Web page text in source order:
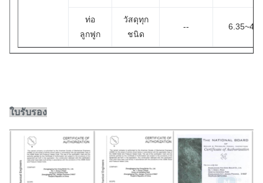
ท่อ
ลูกฟูก
วัสดุทุก
ชนิด
-- 6.35~40
ใบรับรอง